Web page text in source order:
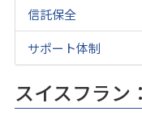
信託保全
サポート体制
スイスフラン